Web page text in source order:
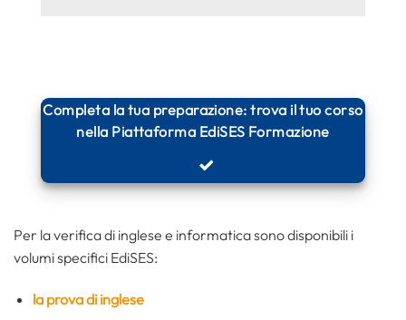
Completa la tua preparazione: trova il tuo corso
nella Piattaforma EdiSES Formazione
Per la verifica di inglese e informatica sono disponibili i
volumi specifici EdiSES:
la prova di inglese